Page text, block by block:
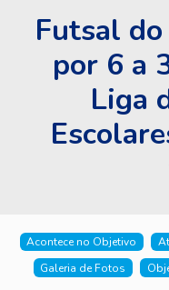
Futsal
por 6 a
Liga
Acontece no Objetivo
Galeria de Fotos